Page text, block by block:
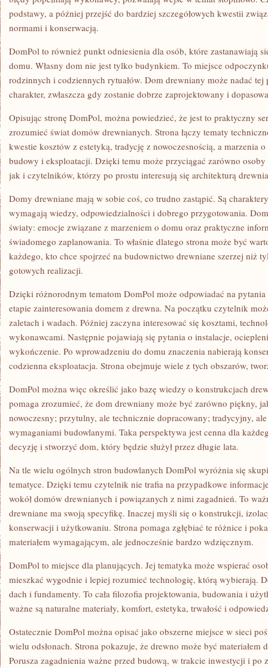
podstawy, a później przejść do bardziej szczegółowych kwestii
normami i konserwacją.
DomPol to również punkt odniesienia dla osób, które zastanawiają
domu. Własny dom nie jest tylko budynkiem. To miejsce
rodzinnych i codziennych rytuałów. Dom drewniany może nadać tej
charakter, zwłaszcza gdy zostanie dobrze zaprojektowany i
Opisując stronę DomPol, można powiedzieć, że jest to praktyczny
zrozumieć świat domów drewnianych. Strona łączy tematy
kwestie kosztów z estetyką, tradycję z nowoczesnością, a marzenia
budowy i eksploatacji. Dzięki temu może przyciągać zarówno
jak i czytelników, którzy po prostu interesują się architekturą
Domy drewniane mają w sobie coś, co trudno zastąpić. Są
wymagają wiedzy, odpowiedzialności i dobrego przygotowania.
światy: emocje związane z marzeniem o domu oraz praktyczne
świadomego zaplanowania. To właśnie dlatego strona może być
każdego, kto chce spojrzeć na budownictwo drewniane szerzej niż
gotowych realizacji.
Dzięki różnorodnym tematom DomPol może odpowiadać na
etapie zainteresowania domem z drewna. Na początku czytelnik
zaletach i wadach. Później zaczyna interesować się kosztami,
wykonawcami. Następnie pojawiają się pytania o instalacje,
wykończenie. Po wprowadzeniu do domu znaczenia nabierają
codzienna eksploatacja. Strona obejmuje wiele z tych obszarów,
DomPol można więc określić jako bazę wiedzy o konstrukcjach
pomaga zrozumieć, że dom drewniany może być zarówno piękny,
nowoczesny; przytulny, ale technicznie dopracowany; tradycyjny,
wymaganiami budowlanymi. Taka perspektywa jest cenna dla
decyzję i stworzyć dom, który będzie służył przez długie lata.
Na tle wielu ogólnych stron budowlanych DomPol wyróżnia się
tematyce. Dzięki temu czytelnik nie trafia na przypadkowe
wokół domów drewnianych i powiązanych z nimi zagadnień. To
drewniane ma swoją specyfikę. Inaczej myśli się o konstrukcji,
konserwacji i użytkowaniu. Strona pomaga zgłębiać te różnice i
materiałem wymagającym, ale jednocześnie bardzo wdzięcznym.
DomPol to miejsce dla planujących. Jej tematyka może wspierać
mieszkać wygodnie i lepiej rozumieć technologię, którą wybierają.
dach i fundamenty. To cała filozofia projektowania, budowania i
ważne są naturalne materiały, komfort, estetyka, trwałość i
Ostatecznie DomPol można opisać jako obszerne miejsce w sieci
wielu odsłonach. Strona pokazuje, że drewno może być materiałem
Porusza zagadnienia ważne przed budową, w trakcie inwestycji i po